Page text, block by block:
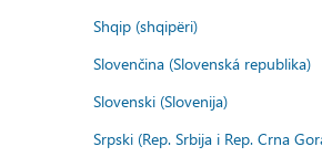
Shqip (shqipëri)
Slovenčina (Slovenská republika)
Slovenski (Slovenija)
Srpski (Rep. Srbija i Rep. Crna